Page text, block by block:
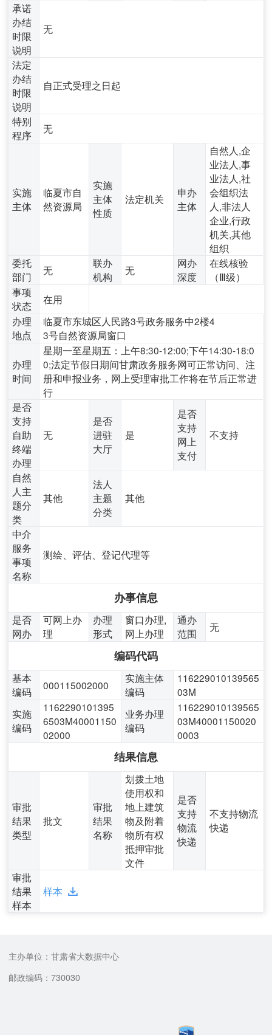
承诺
办结
时限
说明
无
法定
办结
时限
说明
自正式受理之日起
特别
程序
无
实施
主体
临夏市自
然资源局
实施
主体
性质
法定机关
申办
主体
自然人,企
业法人,事
业法人,社
会组织法
人,非法人
企业,行政
机关,其他
组织
委托
部门
无
联办
机构
无
网办
深度
在线核验
（Ⅲ级）
事项
状态
在用
办理
地点
临夏市东城区人民路3号政务服务中2楼4
3号自然资源局窗口
办理
时间
星期一至星期五：上午8:30-12:00;下午14:30-18:0
0;法定节假日期间甘肃政务服务网可正常访问、注
册和申报业务，网上受理审批工作将在节后正常进
行
是否
支持
自助
终端
办理
无
是否
进驻
大厅
是
是否
支持
网上
支付
不支持
自然
人主
题分
类
其他
法人
主题
分类
其他
中介
服务
事项
名称
测绘、评估、登记代理等
办事信息
是否
网办
可网上办
理
办理
形式
窗口办理,
网上办理
通办
范围
无
编码代码
基本
编码
000115002000
实施主体
编码
116229010139565
03M
实施
编码
1162290101395
6503M40001150
02000
业务办理
编码
116229010139565
03M40001150020
0003
结果信息
审批
结果
类型
批文
审批
结果
名称
划拨土地
使用权和
地上建筑
物及附着
物所有权
抵押审批
文件
是否
支持
物流
快递
不支持物流
快递
审批
结果
样本
样本
主办单位：甘肃省大数据中心
邮政编码：730030